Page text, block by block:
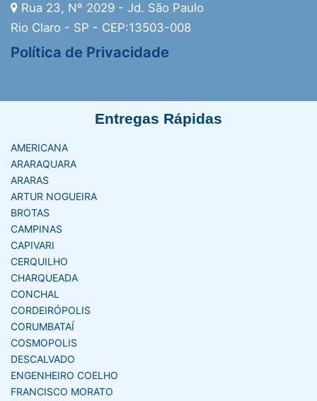
Rua 23, Nº 2029 - Jd. São Paulo
Rio Claro - SP - CEP:13503-008
Política de Privacidade
Entregas Rápidas
AMERICANA
ARARAQUARA
ARARAS
ARTUR NOGUEIRA
BROTAS
CAMPINAS
CAPIVARI
CERQUILHO
CHARQUEADA
CONCHAL
CORDEIRÓPOLIS
CORUMBATAÍ
COSMOPOLIS
DESCALVADO
ENGENHEIRO COELHO
FRANCISCO MORATO